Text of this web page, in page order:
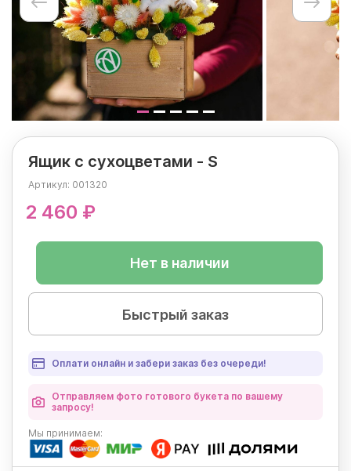
Ящик с сухоцветами - S
Артикул: 001320
2 460 ₽
Нет в наличии
Быстрый заказ
Оплати онлайн и забери заказ без очереди!
Отправляем фото готового букета по вашему
запросу!
Мы принимаем: